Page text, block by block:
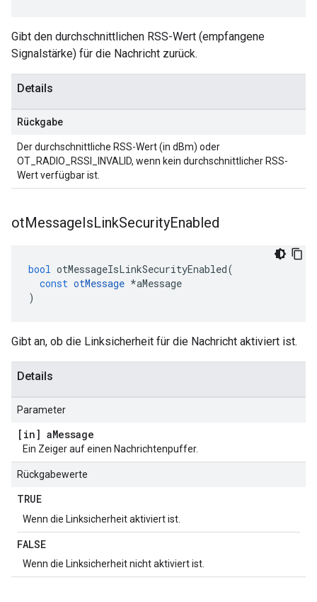
Gibt den durchschnittlichen RSS-Wert (empfangene
Signalstärke) für die Nachricht zurück.
Details
Rückgabe
Der durchschnittliche RSS-Wert (in dBm) oder
OT_RADIO_RSSI_INVALID, wenn kein durchschnittlicher RSS-
Wert verfügbar ist.
otMessageIsLinkSecurityEnabled
bool otMessageIsLinkSecurityEnabled(
const otMessage *aMessage
)
Gibt an, ob die Linksicherheit für die Nachricht aktiviert ist.
Details
Parameter
[in] aMessage
Ein Zeiger auf einen Nachrichtenpuffer.
Rückgabewerte
TRUE
Wenn die Linksicherheit aktiviert ist.
FALSE
Wenn die Linksicherheit nicht aktiviert ist.